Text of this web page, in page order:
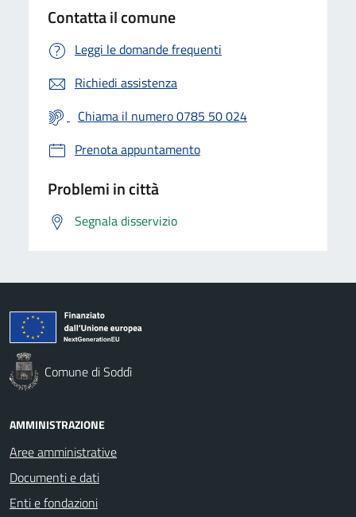
Contatta il comune
Leggi le domande frequenti
Richiedi assistenza
Chiama il numero 0785 50 024
Prenota appuntamento
Problemi in città
Segnala disservizio
Comune di Soddì
AMMINISTRAZIONE
Aree amministrative
Documenti e dati
Enti e fondazioni